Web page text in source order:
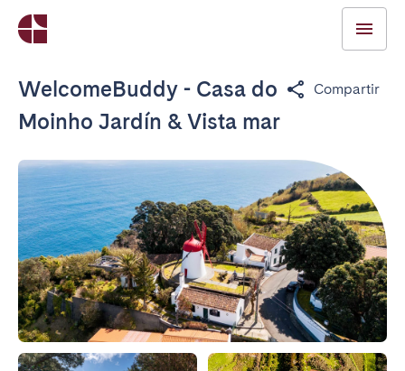
WelcomeBuddy - Casa do
Moinho Jardín & Vista mar
Compartir